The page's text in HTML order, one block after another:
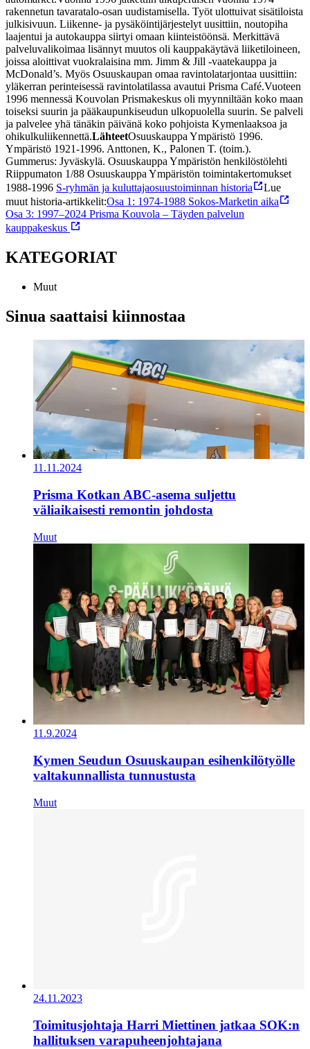
rakennetun tavaratalo-osan uudistamisella. Työt ulottuivat sisätiloista
julkisivuun. Liikenne- ja pysäköintijärjestelyt uusittiin, noutopiha
laajentui ja autokauppa siirtyi omaan kiinteistöönsä. Merkittävä
palveluvalikoimaa lisännyt muutos oli kauppakäytävä liiketiloineen,
joissa aloittivat vuokralaisina mm. Jimm & Jill -vaatekauppa ja
McDonald’s. Myös Osuuskaupan omaa ravintolatarjontaa uusittiin:
yläkerran perinteisessä ravintolatilassa avautui Prisma Café.Vuoteen
1996 mennessä Kouvolan Prismakeskus oli myynniltään koko maan
toiseksi suurin ja pääkaupunkiseudun ulkopuolella suurin. Se palveli
ja palvelee yhä tänäkin päivänä koko pohjoista Kymenlaaksoa ja
ohikulkuliikennettä.LähteetOsuuskauppa Ympäristö 1996.
Ympäristö 1921-1996. Anttonen, K., Palonen T. (toim.).
Gummerus: Jyväskylä. Osuuskauppa Ympäristön henkilöstölehti
Riippumaton 1/88 Osuuskauppa Ympäristön toimintakertomukset
1988-1996 S-ryhmän ja kuluttajaosuustoiminnan historia
Lue
muut historia-artikkelit:Osa 1: 1974-1988 Sokos-Marketin aika
Osa 3: 1997–2024 Prisma Kouvola – Täyden palvelun
kauppakeskus
KATEGORIAT
Muut
Sinua saattaisi kiinnostaa
11.11.2024
Prisma Kotkan ABC-asema suljettu
väliaikaisesti remontin johdosta
Muut
11.9.2024
Kymen Seudun Osuuskaupan esihenkilötyölle
valtakunnallista tunnustusta
Muut
24.11.2023
Toimitusjohtaja Harri Miettinen jatkaa SOK:n
hallituksen varapuheenjohtajana